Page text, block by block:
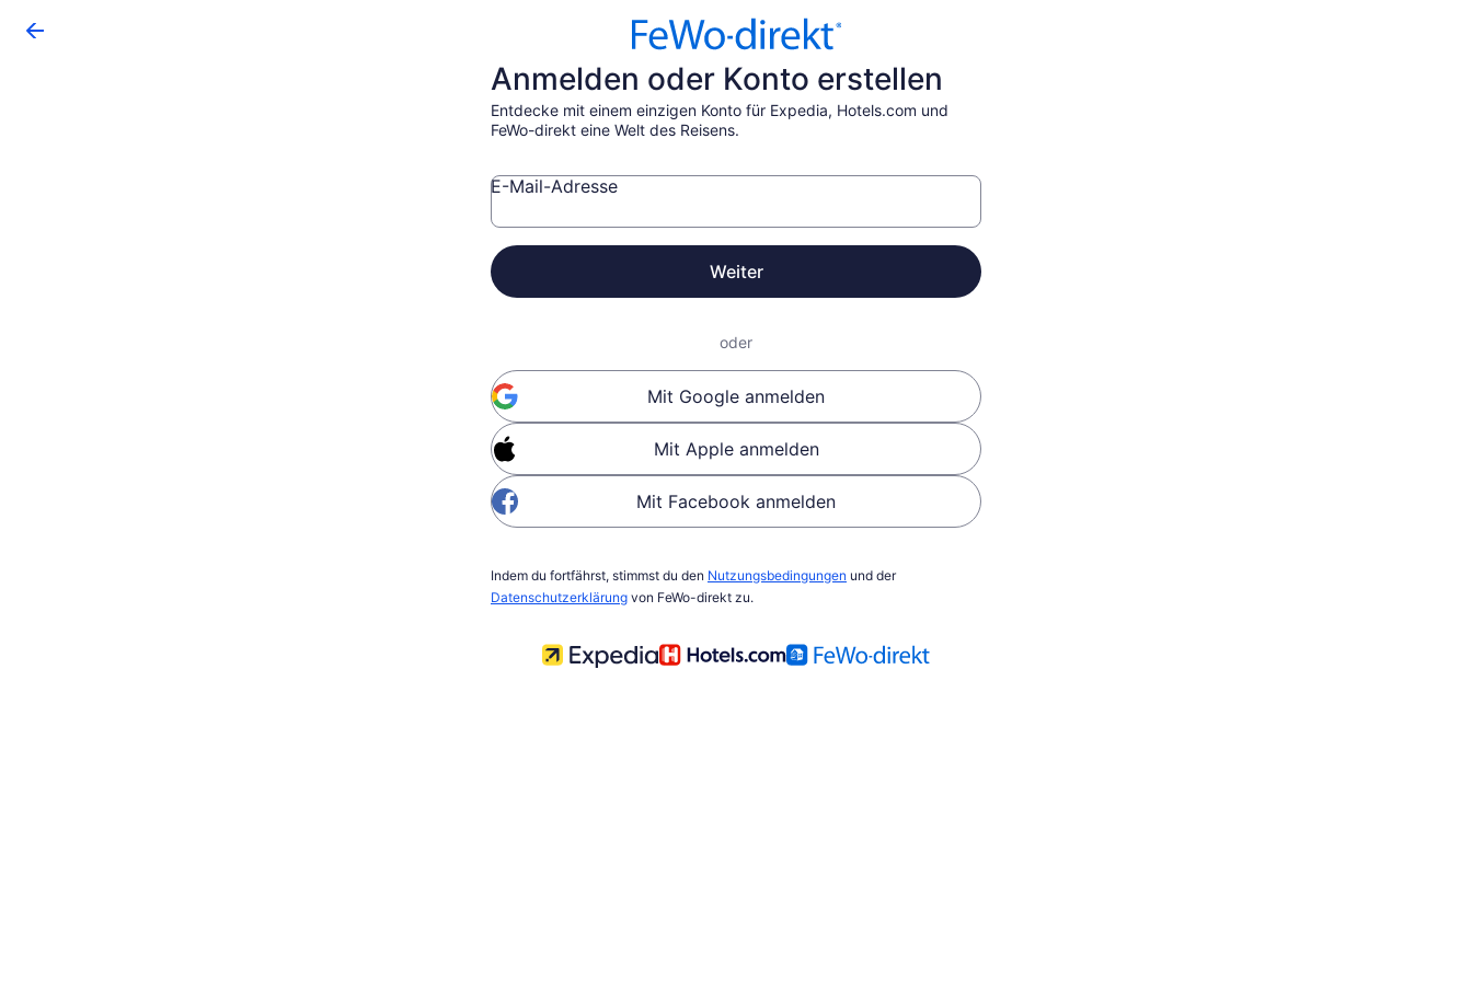
Anmelden oder Konto erstellen
Entdecke mit einem einzigen Konto für Expedia, Hotels.com und
FeWo-direkt eine Welt des Reisens.
E-Mail-Adresse
Weiter
oder
Mit Google anmelden
Mit Apple anmelden
Mit Facebook anmelden
Indem du fortfährst, stimmst du den Nutzungsbedingungen und der
Datenschutzerklärung von FeWo-direkt zu.